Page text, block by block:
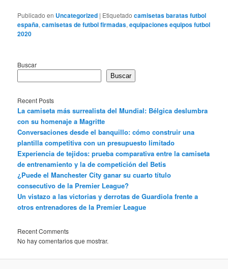
Publicado en Uncategorized | Etiquetado camisetas baratas futbol
españa,camisetas de futbol firmadas,equipaciones equipos futbol
2020
Buscar
Buscar
Recent Posts
La camiseta más surrealista del Mundial: Bélgica deslumbra
con su homenaje a Magritte
Conversaciones desde el banquillo: cómo construir una
plantilla competitiva con un presupuesto limitado
Experiencia de tejidos: prueba comparativa entre la camiseta
de entrenamiento y la de competición del Betis
¿Puede el Manchester City ganar su cuarto título
consecutivo de la Premier League?
Un vistazo a las victorias y derrotas de Guardiola frente a
otros entrenadores de la Premier League
Recent Comments
No hay comentarios que mostrar.